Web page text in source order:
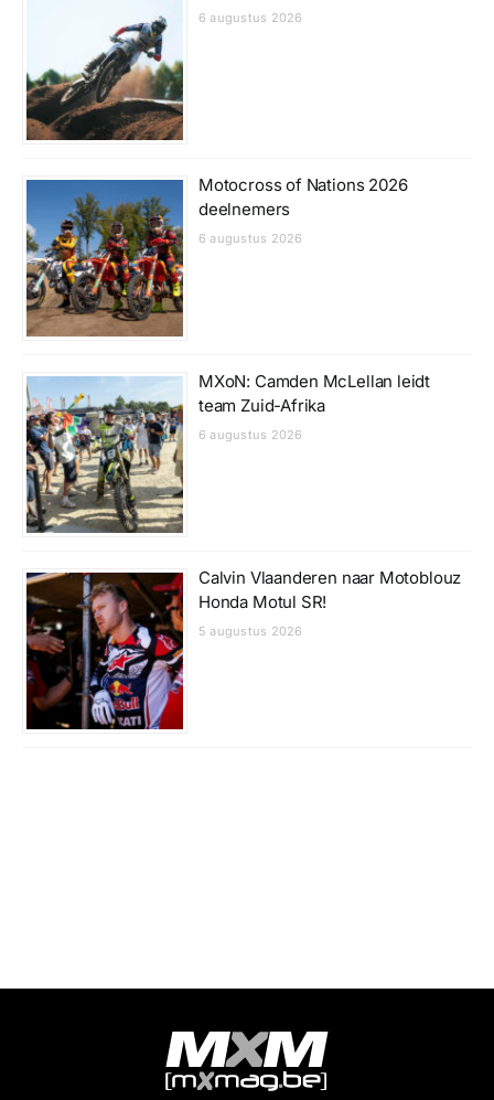
6 augustus 2026
Motocross of Nations 2026
deelnemers
6 augustus 2026
MXoN: Camden McLellan leidt
team Zuid-Afrika
6 augustus 2026
Calvin Vlaanderen naar Motoblouz
Honda Motul SR!
5 augustus 2026